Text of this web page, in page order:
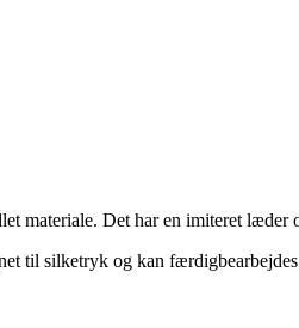
materiale. Det har en imiteret
til silketryk og kan